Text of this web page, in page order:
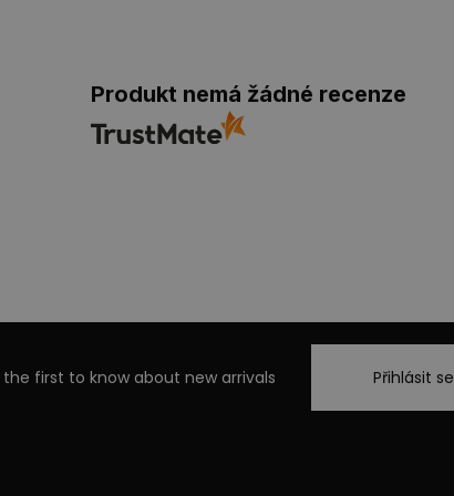
Produkt nemá žádné recenze
the first to know about new arrivals Přihlásit se